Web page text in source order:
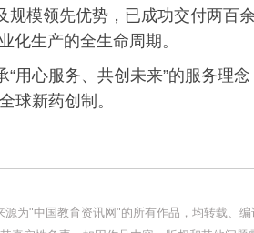
规模领先优势，已成功交付两百
化生产的全生命周期。
“用心服务、共创未来”的服务理
球新药创制。
源为"中国教育资讯网"的所有作品，均转载、